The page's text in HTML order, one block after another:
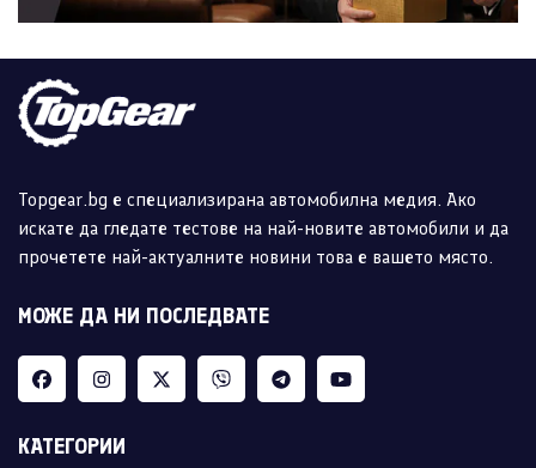
Topgear.bg е специализирана автомобилна медия. Ако
искате да гледате тестове на най-новите автомобили и да
прочетете най-актуалните новини това е вашето място.
МОЖЕ ДА НИ ПОСЛЕДВАТЕ
КАТЕГОРИИ